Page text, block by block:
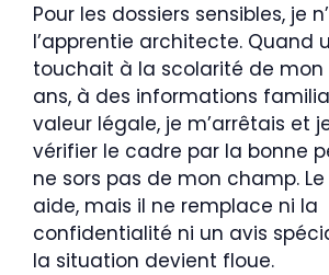
Pour les dossiers sensibles, je
l’apprentie architecte. Quand
touchait à la scolarité de mon
ans, à des informations
valeur légale, je m’arrêtais et
vérifier le cadre par la bonne
ne sors pas de mon champ.
aide, mais il ne remplace ni la
confidentialité ni un avis
la situation devient floue.